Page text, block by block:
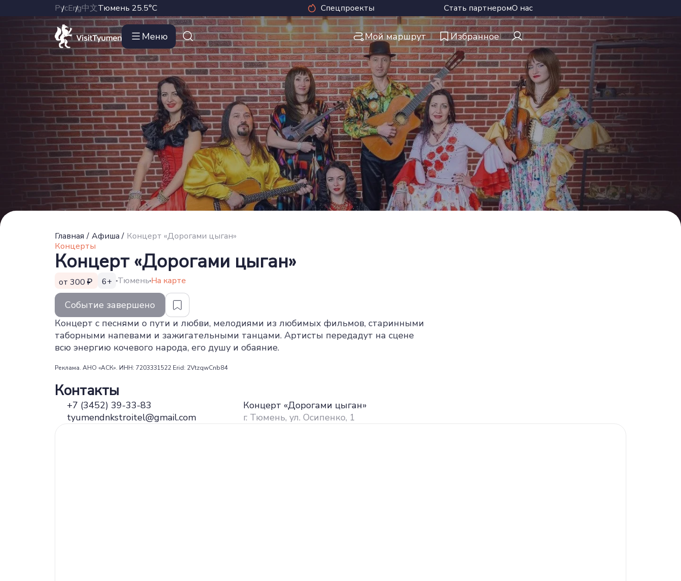
РусEng中文Тюмень 25.5°C Спецпроекты Стать партнеромО нас
Меню Мой маршрут Избранное
Главная / Афиша / Концерт «Дорогами цыган»
Концерты
Концерт «Дорогами цыган»
от 300 6+ ТюменьНа карте
Событие завершено
Концерт с песнями о пути и любви, мелодиями из любимых фильмов, старинными
таборными напевами и зажигательными танцами. Артисты передадут на сцене
всю энергию кочевого народа, его душу и обаяние.
Реклама. АНО «АСК». ИНН: 7203331522 Erid: 2VtzqwCnb84
Контакты
+7 (3452) 39-33-83
tyumendnkstroitel@gmail.com
Концерт «Дорогами цыган»
г. Тюмень, ул. Осипенко, 1